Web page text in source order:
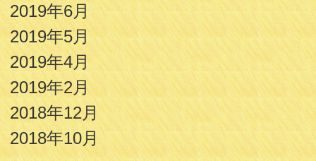
2019年6月
2019年5月
2019年4月
2019年2月
2018年12月
2018年10月